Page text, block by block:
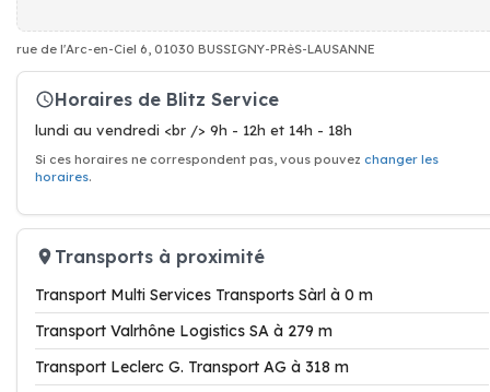
rue de l'Arc-en-Ciel 6, 01030 BUSSIGNY-PRèS-LAUSANNE
Horaires de Blitz Service
lundi au vendredi <br /> 9h - 12h et 14h - 18h
Si ces horaires ne correspondent pas, vous pouvez changer les
horaires.
Transports à proximité
Transport Multi Services Transports Sàrl à 0 m
Transport Valrhône Logistics SA à 279 m
Transport Leclerc G. Transport AG à 318 m